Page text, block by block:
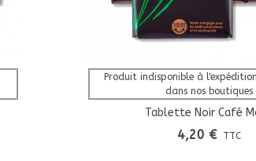
Afficher Plus
Produit indisponible à
dans nos boutiques
Tablette Noir Café
4,20 € TTC